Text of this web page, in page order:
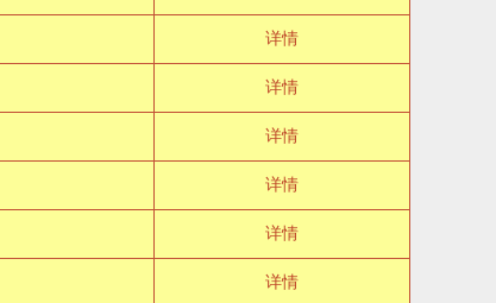
详情
详情
详情
详情
详情
详情